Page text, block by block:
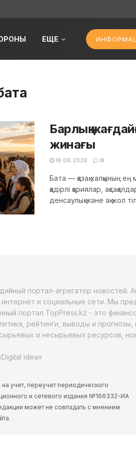
ЕЩЕ
Барлық
жинағы
18.06.2026 0
Бата — қазақ халқының
қадірлі қариялар,
денсаулық және ақ жол
портал-агрегатор новостей.
и социальные сети. Мы
портал TopPress.kz - это
рейтинги, выводы и
и несырьевых ресурсов,
idea»
учет, переучет периодического
и сетевого издания №166332-ИА
может не совпадать с мнением